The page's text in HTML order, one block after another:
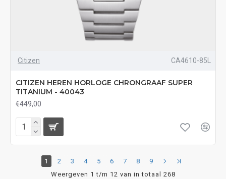
Citizen CA4610-85L
CITIZEN HEREN HORLOGE CHRONGRAAF SUPER
TITANIUM - 40043
€449,00
1 2 3 4 5 6 7 8
9
Weergeven 1 t/m 12 van in totaal 268